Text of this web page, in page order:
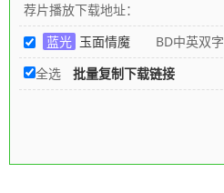
理
荐片播放下载地址：
蓝光 玉面情魔 BD中英双字
全选
批量复制下载链接